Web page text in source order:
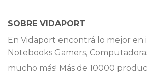
SOBRE VIDAPORT
En Vidaport encontrá lo mejor en
Notebooks Gamers,
mucho más! Más de 10000